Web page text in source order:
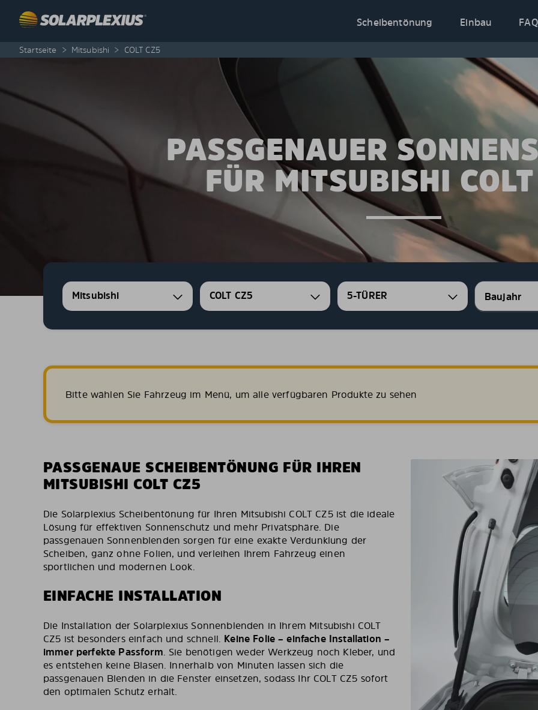
Scheibentönung
Einbau FAQ
Startseite > Mitsubishi > COLT CZ5
PASSGENAUER
FÜR MITSUBISHI
Mitsubishi COLT CZ5 5-TÜRER
Bitte wählen Sie Fahrzeug im Menü, um alle verfügbaren Produkte zu sehen
PASSGENAUE SCHEIBENTÖNUNG FÜR IHREN
MITSUBISHI COLT CZ5
Die Solarplexius Scheibentönung für Ihren Mitsubishi COLT CZ5 ist die ideale
Lösung für effektiven Sonnenschutz und mehr Privatsphäre. Die
passgenauen Sonnenblenden sorgen für eine exakte Verdunklung der
Scheiben, ganz ohne Folien, und verleihen Ihrem Fahrzeug einen
sportlichen und modernen Look.
EINFACHE INSTALLATION
Die Installation der Solarplexius Sonnenblenden in Ihrem Mitsubishi COLT
CZ5 ist besonders einfach und schnell. Keine Folie – einfache Installation –
immer perfekte Passform. Sie benötigen weder Werkzeug noch Kleber, und
es entstehen keine Blasen. Innerhalb von Minuten lassen sich die
passgenauen Blenden in die Fenster einsetzen, sodass Ihr COLT CZ5 sofort
den optimalen Schutz erhält.